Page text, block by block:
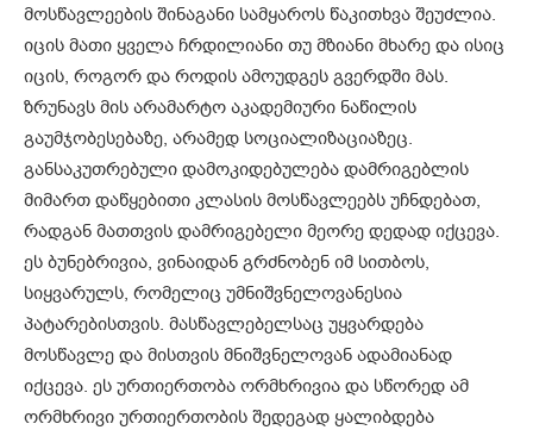
მოსწავლეების შინაგანი სამყაროს წაკითხვა შეუძლია.
იცის მათი ყველა ჩრდილიანი თუ მზიანი მხარე და ისიც
იცის, როგორ და როდის ამოუდგეს გვერდში მას.
ზრუნავს მის არამარტო აკადემიური ნაწილის
გაუმჯობესებაზე, არამედ სოციალიზაციაზეც.
განსაკუთრებული დამოკიდებულება დამრიგებლის
მიმართ დაწყებითი კლასის მოსწავლეებს უჩნდებათ,
რადგან მათთვის დამრიგებელი მეორე დედად იქცევა.
ეს ბუნებრივია, ვინაიდან გრძნობენ იმ სითბოს,
სიყვარულს, რომელიც უმნიშვნელოვანესია
პატარებისთვის. მასწავლებელსაც უყვარდება
მოსწავლე და მისთვის მნიშვნელოვან ადამიანად
იქცევა. ეს ურთიერთობა ორმხრივია და სწორედ ამ
ორმხრივი ურთიერთობის შედეგად ყალიბდება